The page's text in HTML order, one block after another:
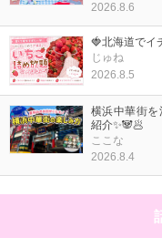
2026.8.6
🍓北海道でイ
じゅね
2026.8.5
横浜中華街
紹介✨🐼🥟
ここな
2026.8.4